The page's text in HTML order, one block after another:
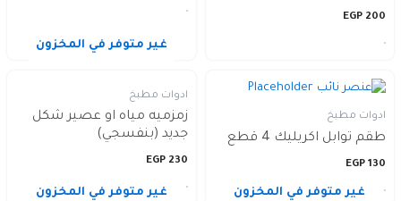
200
EGP
ادوات مطبخ
طقم توابل اكريليك 4 قطع
130
EGP
غير متوفر في المخزون
ادوات مطبخ
زمزميه مياه او عصير شكل
جديد (بنفسجي)
230
EGP
غير متوفر في المخزون غير متوفر في المخزون